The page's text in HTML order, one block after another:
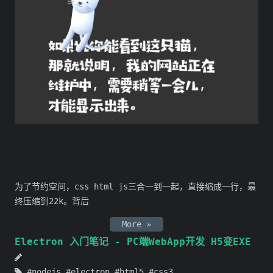
为了节约空间，css html js三合一到一起，直接缩成一行，最
终压缩到22k。背后
More »
Electron 入门笔记 - PC端WebApp开发 H5变EXE